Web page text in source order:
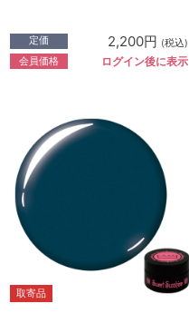
定価 2,200円 (税込)
会員価格 ログイン後に表示
取寄品